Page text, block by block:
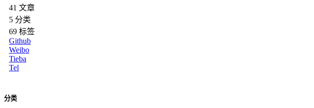
41 文章
5 分类
69 标签
Github
Weibo
Tieba
Tel
分类